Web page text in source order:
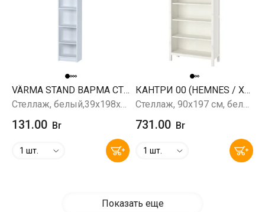
VÄRMA STAND ВАРМА СТЭНД 40
Стеллаж, белый,39x198x28 см
131.00 Br
1 шт.
КАНТРИ 00 (HEMNES / ХЕМНЭС)
Стеллаж, 90x197 см, белый
731.00 Br
1 шт.
Показать еще